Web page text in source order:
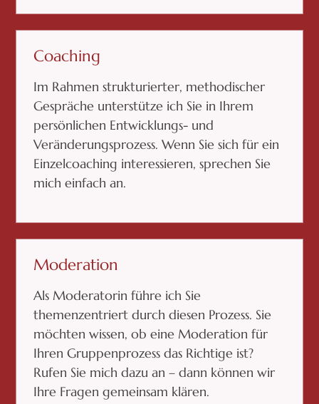
Coaching
Im Rahmen strukturierter, methodischer
Gespräche unterstütze ich Sie in Ihrem
persönlichen Entwicklungs- und
Veränderungsprozess. Wenn Sie sich für ein
Einzelcoaching interessieren, sprechen Sie
mich einfach an.
Moderation
Als Moderatorin führe ich Sie
themenzentriert durch diesen Prozess. Sie
möchten wissen, ob eine Moderation für
Ihren Gruppenprozess das Richtige ist?
Rufen Sie mich dazu an – dann können wir
Ihre Fragen gemeinsam klären.